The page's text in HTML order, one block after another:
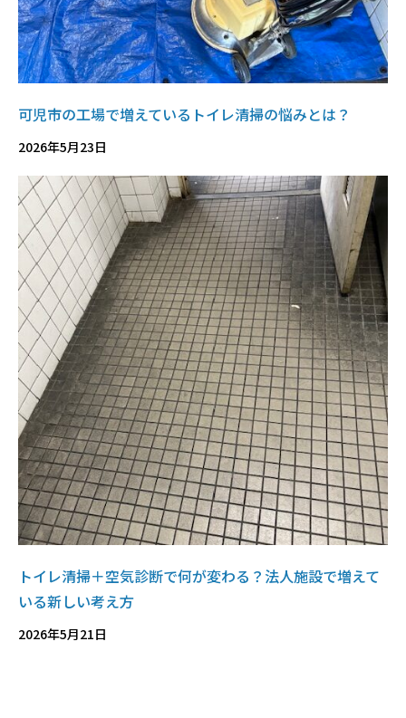
可児市の工場で増えているトイレ清掃の悩みとは？
2026年5月23日
トイレ清掃＋空気診断で何が変わる？法人施設で増えて
いる新しい考え方
2026年5月21日